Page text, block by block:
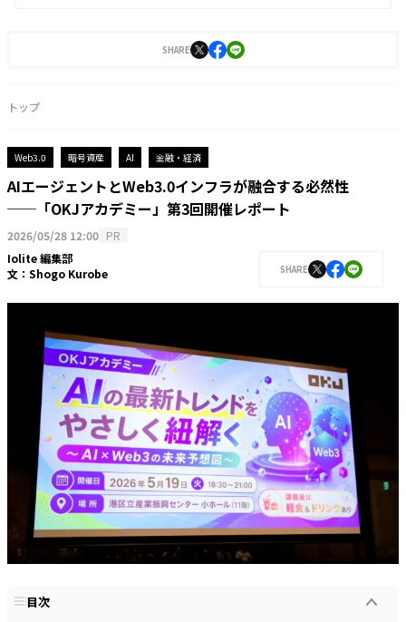
SHARE
トップ
Web3.0 暗号資産 AI 金融・経済
AIエージェントとWeb3.0インフラが融合する必然性
──「OKJアカデミー」第3回開催レポート
2026/05/28 12:00 PR
Iolite 編集部
文： Shogo Kurobe SHARE
目次